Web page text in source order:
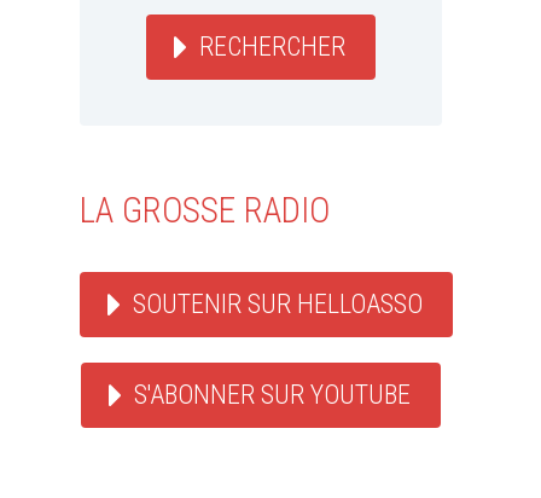
RECHERCHER
LA GROSSE RADIO
SOUTENIR SUR HELLOASSO
S'ABONNER SUR YOUTUBE